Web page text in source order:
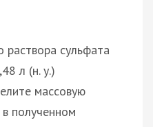
раствора сульфата
л (н. у.)
массовую
полученном